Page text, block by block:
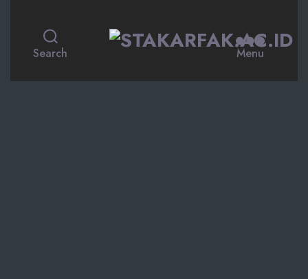
Search
STAKARFAK.ac.id
Menu